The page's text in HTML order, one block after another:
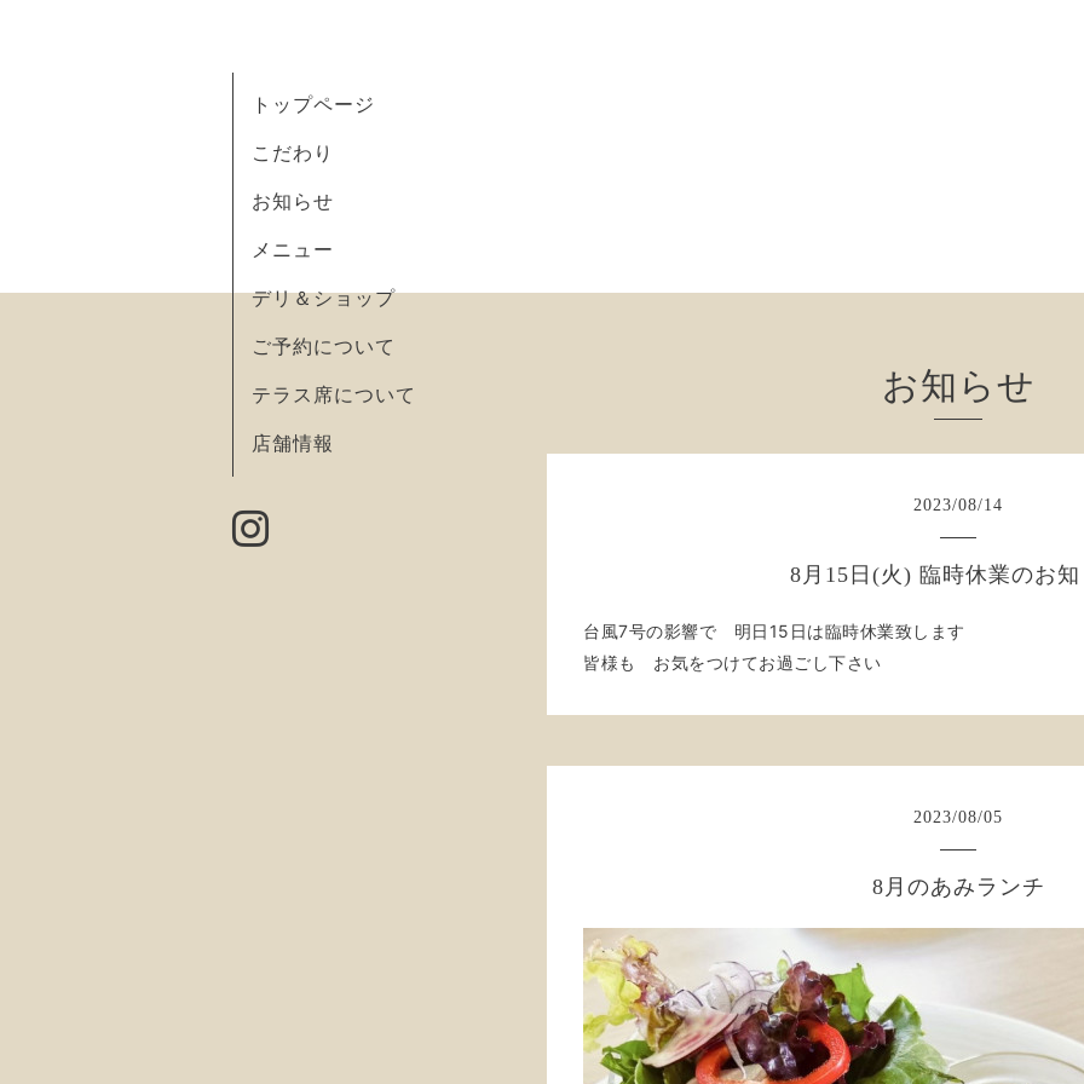
トップページ
こだわり
お知らせ
メニュー
デリ＆ショップ
ご予約について
テラス席について
店舗情報
お知らせ
2023/08/14
8月15日(火) 臨時休業のお
台風7号の影響で 明日15日は臨時休業致します
皆様も お気をつけてお過ごし下さい
2023/08/05
8月のあみランチ